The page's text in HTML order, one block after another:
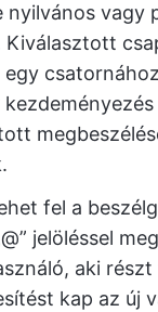
nyilvános vagy
Kiválasztott
fel a
jelöléssel
aki részt
kap az új